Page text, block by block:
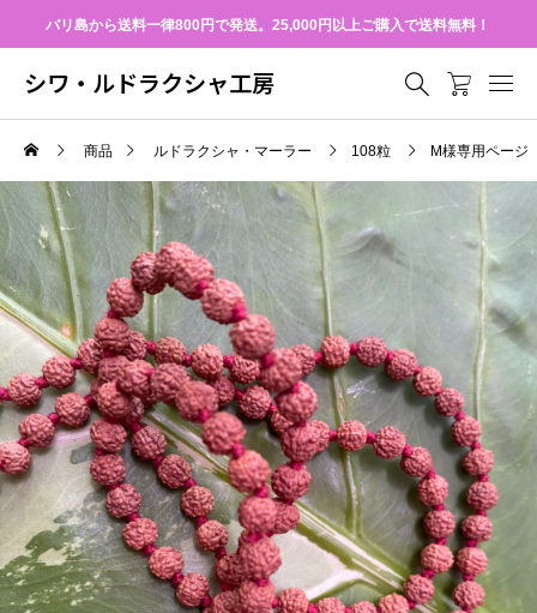
バリ島から送料一律800円で発送。25,000円以上ご購入で送料無料！
シワ・ルドラクシャ工房
商品 ルドラクシャ・マーラー 108粒 M様専用ページ